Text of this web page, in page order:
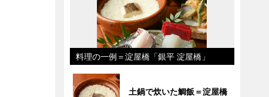
料理の一例＝淀屋橋「銀平 淀屋橋」
土鍋で炊いた鯛飯＝淀屋橋